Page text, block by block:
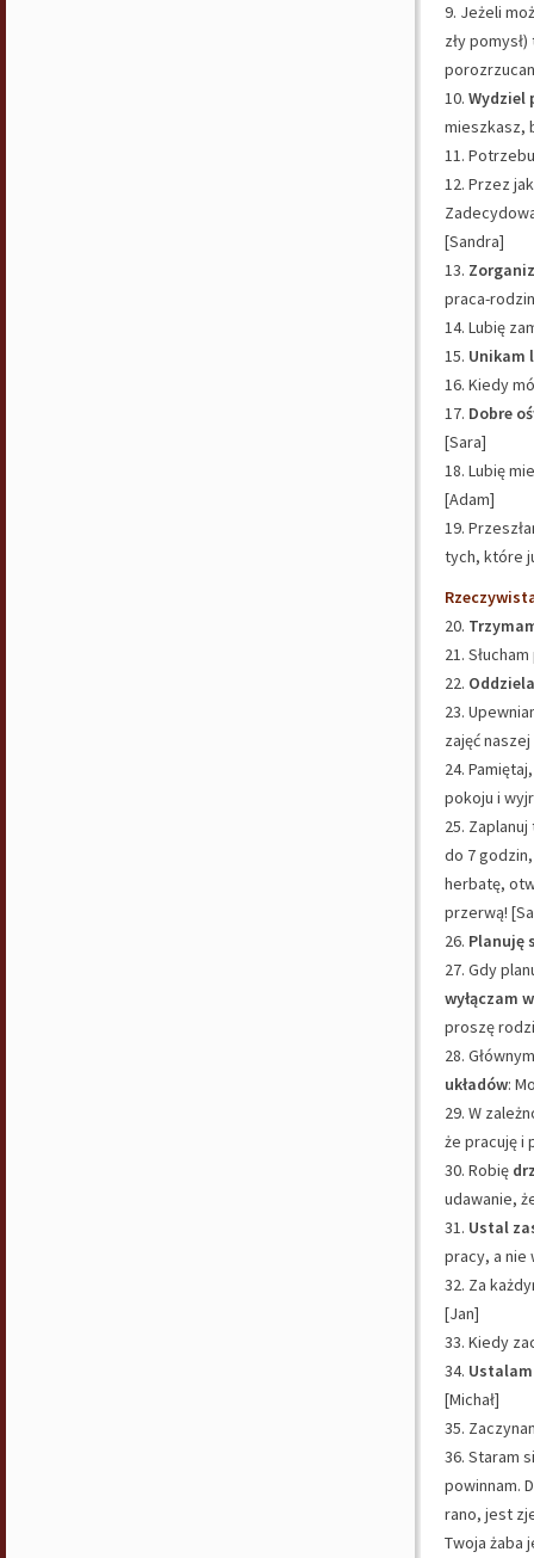
9. Jeżeli
zły
10. Wydziel
mieszkasz,
11.
12. Przez
[Sandra]
13.
praca-
14. Lubię
15. Unikam
16. Kiedy
17. Dobre
[Sara]
18. Lubię
[Adam]
19.
tych, które
20.
21.
22.
23.
zajęć
24.
pokoju i
25.
do 7
herbatę,
przerwą!
26. Planuję
27. Gdy
wyłączam
proszę
28.
układów:
29. W
że pracuję i
30. Robię
udawanie,
31. Ustal
pracy, a nie
32. Za
[Jan]
33. Kiedy
34.
[Michał]
35.
36. Staram
powinnam.
rano, jest
Twoja żaba